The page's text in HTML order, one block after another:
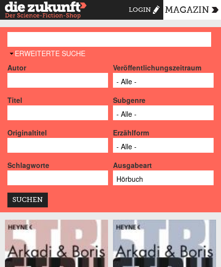
LOGIN MAGAZIN
AUSBLENDEN
ERWEITERTE SUCHE
Autor
Veröffentlichungszeitraum
Titel Subgenre
Originaltitel Erzählform
Schlagworte Ausgabeart